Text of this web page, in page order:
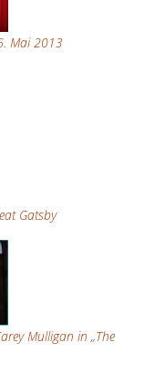
Mai 2013
Gatsby
Mulligan in „The